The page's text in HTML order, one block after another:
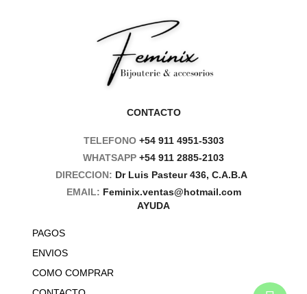
CONTACTO
TELEFONO +54 911 4951-5303
WHATSAPP +54 911 2885-2103
DIRECCION: Dr Luis Pasteur 436, C.A.B.A
EMAIL: Feminix.ventas@hotmail.com
AYUDA
PAGOS
ENVIOS
COMO COMPRAR